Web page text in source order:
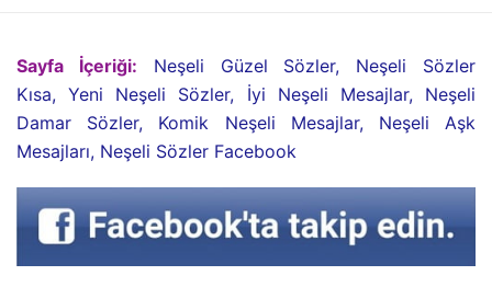
Sayfa İçeriği:
Neşeli Güzel Sözler, Neşeli Sözler
Kısa, Yeni Neşeli Sözler, İyi Neşeli Mesajlar, Neşeli
Damar Sözler, Komik Neşeli Mesajlar, Neşeli Aşk
Mesajları, Neşeli Sözler Facebook